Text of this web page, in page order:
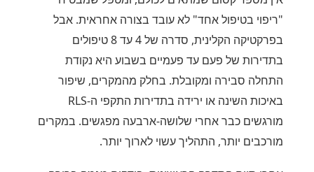
"ריפוי בטיפול אחד" לא עובד בצורה אחראית. אבל
בפרקטיקה הקלינית, סדרה של 4 עד 8 טיפולים
בתדירות של פעם עד פעמיים בשבוע היא נקודת
התחלה סבירה ומקובלת. בחלק מהמקרים, שיפור
באיכות השינה או ירידה בתדירות התקפי ה-RLS
מורגשים כבר אחרי שלושה-ארבעה מפגשים. במקרים
מורכבים יותר, התהליך עשוי לארוך יותר.